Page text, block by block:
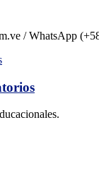
/ WhatsApp